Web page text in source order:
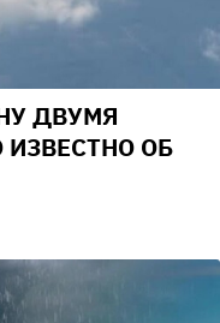
ДВУМЯ
ОБ